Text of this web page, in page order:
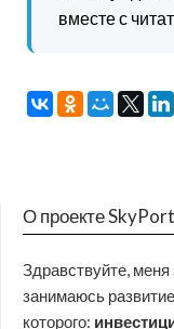
вместе с
О проекте
Здравствуйте,
занимаюсь
которого: